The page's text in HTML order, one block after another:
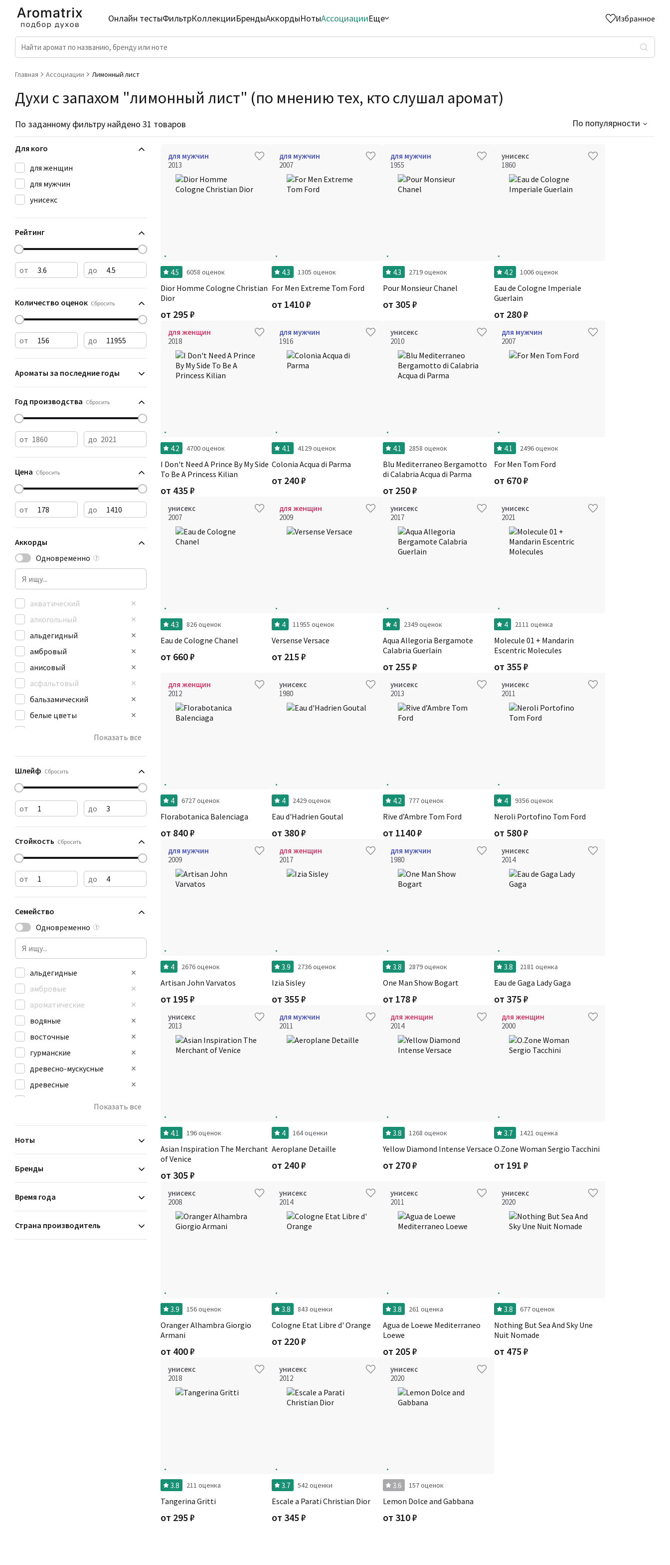
Онлайн тестыФильтрКоллекцииБрендыАккордыНотыАссоциацииЕще Избранное
Главная Ассоциации Лимонный лист
Духи с запахом "лимонный лист" (по мнению тех, кто слушал аромат)
По заданному фильтру найдено 31 товаров По популярности
Для кого
для женщин
для мужчин
унисекс
Рейтинг
от до
Количество оценок Сбросить
от до
Ароматы за последние годы
Год производства Сбросить
от до
Цена Сбросить
от до
Аккорды
Одновременно
?
акватический
алкогольный
альдегидный
амбровый
анисовый
асфальтовый
бальзамический
белые цветы
Показать все
Шлейф Сбросить
от до
Стойкость Сбросить
от до
Семейство
Одновременно
?
альдегидные
амбровые
ароматические
водяные
восточные
гурманские
древесно-мускусные
древесные
Показать все
Ноты
Бренды
Время года
Страна производитель
для мужчин
2013
4.5 6058 оценок
Dior Homme Cologne Christian
Dior
от 295₽
для мужчин
2007
4.3 1305 оценок
For Men Extreme Tom Ford
от 1410₽
для мужчин
1955
4.3 2719 оценок
Pour Monsieur Chanel
от 305₽
унисекс
1860
4.2 1006 оценок
Eau de Cologne Imperiale
Guerlain
от 280₽
для женщин
2018
4.2 4700 оценок
I Don't Need A Prince By My Side
To Be A Princess Kilian
от 435₽
для мужчин
1916
4.1 4129 оценок
Colonia Acqua di Parma
от 240₽
унисекс
2010
4.1 2858 оценок
Blu Mediterraneo Bergamotto
di Calabria Acqua di Parma
от 250₽
для мужчин
2007
4.1 2496 оценок
For Men Tom Ford
от 670₽
унисекс
2007
4.3 826 оценок
Eau de Cologne Chanel
от 660₽
для женщин
2009
4 11955 оценок
Versense Versace
от 215₽
унисекс
2017
4 2349 оценок
Aqua Allegoria Bergamote
Calabria Guerlain
от 255₽
унисекс
2021
4 2111 оценка
Molecule 01 + Mandarin
Escentric Molecules
от 355₽
для женщин
2012
4 6727 оценок
Florabotanica Balenciaga
от 840₽
унисекс
1980
4 2429 оценок
Eau d'Hadrien Goutal
от 380₽
унисекс
2013
4.2 777 оценок
Rive d’Ambre Tom Ford
от 1140₽
унисекс
2011
4 9356 оценок
Neroli Portofino Tom Ford
от 580₽
для мужчин
2009
4 2676 оценок
Artisan John Varvatos
от 195₽
для женщин
2017
3.9 2736 оценок
Izia Sisley
от 355₽
для мужчин
1980
3.8 2879 оценок
One Man Show Bogart
от 178₽
унисекс
2014
3.8 2181 оценка
Eau de Gaga Lady Gaga
от 375₽
унисекс
2013
4.1 196 оценок
Asian Inspiration The Merchant
of Venice
от 305₽
для мужчин
2011
4 164 оценки
Aeroplane Detaille
от 240₽
для женщин
2014
3.8 1268 оценок
Yellow Diamond Intense Versace
от 270₽
для женщин
2000
3.7 1421 оценка
O.Zone Woman Sergio Tacchini
от 191 ₽
унисекс
2008
3.9 156 оценок
Oranger Alhambra Giorgio
Armani
от 400₽
унисекс
2014
3.8 843 оценки
Cologne Etat Libre d' Orange
от 220₽
унисекс
2011
3.8 261 оценка
Agua de Loewe Mediterraneo
Loewe
от 205₽
унисекс
2020
3.8 677 оценок
Nothing But Sea And Sky Une
Nuit Nomade
от 475₽
унисекс
2018
3.8 211 оценка
Tangerina Gritti
от 295₽
унисекс
2012
3.7 542 оценки
Escale a Parati Christian Dior
от 345₽
унисекс
2020
3.6 157 оценок
Lemon Dolce and Gabbana
от 310₽